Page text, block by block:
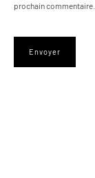
prochain commentaire.